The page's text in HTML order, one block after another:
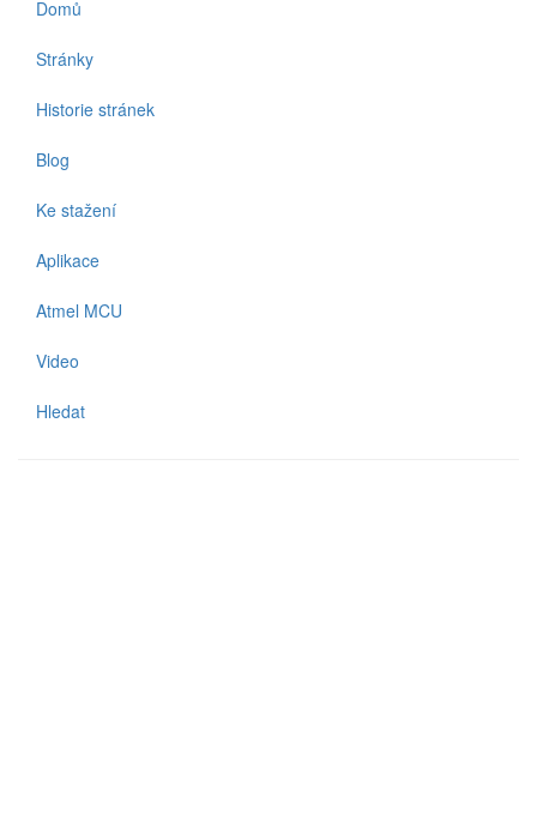
Domů
Stránky
Historie stránek
Blog
Ke stažení
Aplikace
Atmel MCU
Video
Hledat